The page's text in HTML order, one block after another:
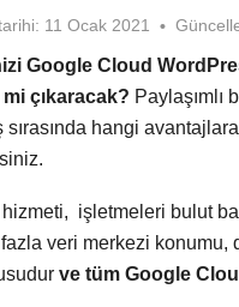
11 Ocak 2021
Google Cloud
çıkaracak? Paylaşımlı
hangi
işletmeleri bulut
veri merkezi
ve tüm Google